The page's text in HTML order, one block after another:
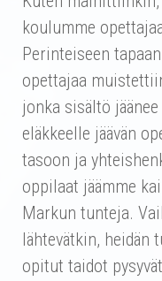
koulumme
Perinteiseen
opettajaa
jonka sisältö
eläkkeelle jäävän
tasoon ja
oppilaat jäämme
Markun tunteja.
lähtevätkin,
opitut taidot